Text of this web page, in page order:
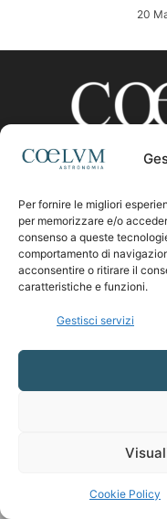
Per fornire le migliori
per memorizzare e/o
consenso a queste
comportamento di
acconsentire o ritirare il
caratteristiche e funzioni.
Gestisci servizi
Cookie Policy
20
Contattaci: